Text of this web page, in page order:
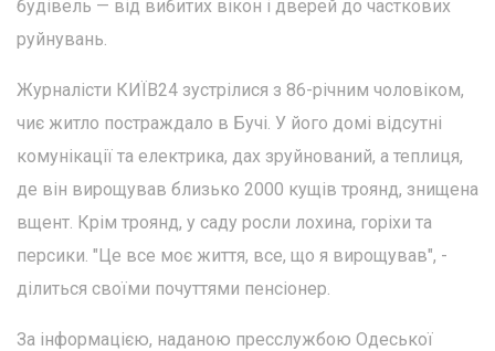
будівель — від вибитих вікон і дверей до часткових
руйнувань.
Журналісти КИЇВ24 зустрілися з 86-річним чоловіком,
чиє житло постраждало в Бучі. У його домі відсутні
комунікації та електрика, дах зруйнований, а теплиця,
де він вирощував близько 2000 кущів троянд, знищена
вщент. Крім троянд, у саду росли лохина, горіхи та
персики. "Це все моє життя, все, що я вирощував", -
ділиться своїми почуттями пенсіонер.
За інформацією, наданою пресслужбою Одеської